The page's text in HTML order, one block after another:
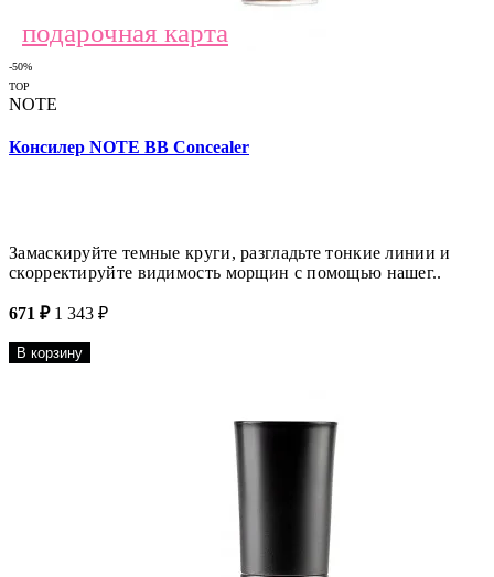
подарочная карта
-50%
TOP
NOTE
Консилер NOTE BB Concealer
Замаскируйте темные круги, разгладьте тонкие линии и
скорректируйте видимость морщин с помощью нашег..
671 ₽ 1 343 ₽
В корзину